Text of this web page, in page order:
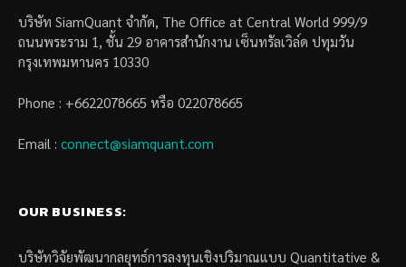
บริษัท SiamQuant จำกัด, The Office at Central World 999/9
ถนนพระราม 1, ชั้น 29 อาคารสำนักงาน เซ็นทรัลเวิล์ด ปทุมวัน
กรุงเทพมหานคร 10330
Phone : +6622078665 หรือ 022078665
Email : connect@siamquant.com
OUR BUSINESS:
บริษัทวิจัยพัฒนากลยุทธ์การลงทุนเชิงปริมาณแบบ Quantitative &